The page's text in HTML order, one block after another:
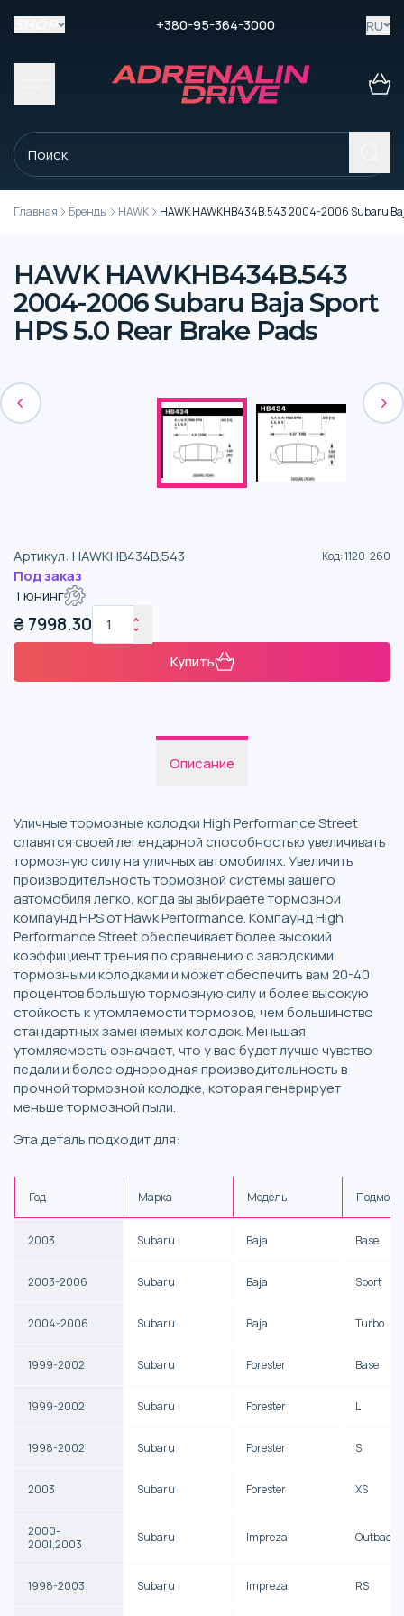
+380-95-364-3000 RU
Главная Бренды HAWK HAWK HAWKHB434B.543 2004-2006 Subaru
HAWK HAWKHB434B.543
2004-2006 Subaru Baja Sport
HPS 5.0 Rear Brake Pads
Артикул: HAWKHB434B.543 Код:1120-260
Под заказ
Тюнинг
₴ 7998.30
Купить
Описание
Уличные тормозные колодки High Performance Street
славятся своей легендарной способностью увеличивать
тормозную силу на уличных автомобилях. Увеличить
производительность тормозной системы вашего
автомобиля легко, когда вы выбираете тормозной
компаунд HPS от Hawk Performance. Компаунд High
Performance Street обеспечивает более высокий
коэффициент трения по сравнению с заводскими
тормозными колодками и может обеспечить вам 20-40
процентов большую тормозную силу и более высокую
стойкость к утомляемости тормозов, чем большинство
стандартных заменяемых колодок. Меньшая
утомляемость означает, что у вас будет лучше чувство
педали и более однородная производительность в
прочной тормозной колодке, которая генерирует
меньше тормозной пыли.
Эта деталь подходит для:
Год Марка Модель
2003 Subaru Baja Base
2003-2006 Subaru Baja Sport
2004-2006 Subaru Baja Turbo
1999-2002 Subaru Forester Base
1999-2002 Subaru Forester L
1998-2002 Subaru Forester S
2003 Subaru Forester XS
2000-
2001,2003
Subaru Impreza Outback
1998-2003 Subaru Impreza RS